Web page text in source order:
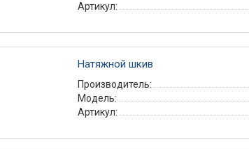
Артикул:
Натяжной шкив
Производитель:
Модель:
Артикул: